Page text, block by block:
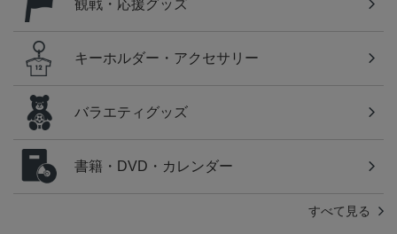
観戦・応援グッズ
キーホルダー・アクセサリー
バラエティグッズ
書籍・DVD・カレンダー
すべて見る